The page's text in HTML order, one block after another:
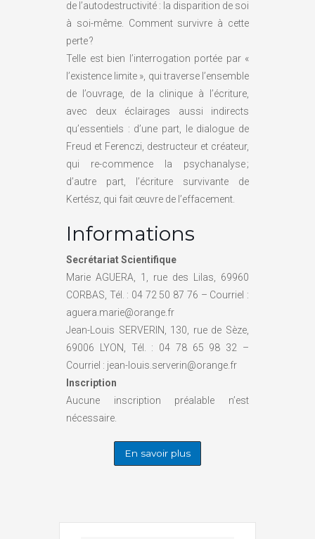
de l’autodestructivité : la disparition de soi
à soi-même. Comment survivre à cette
perte ?
Telle est bien l’interrogation portée par «
l’existence limite », qui traverse l’ensemble
de l’ouvrage, de la clinique à l’écriture,
avec deux éclairages aussi indirects
qu’essentiels : d’une part, le dialogue de
Freud et Ferenczi, destructeur et créateur,
qui re-commence la psychanalyse ;
d’autre part, l’écriture survivante de
Kertész, qui fait œuvre de l’effacement.
Informations
Secrétariat Scientifique
Marie AGUERA, 1, rue des Lilas, 69960
CORBAS, Tél. : 04 72 50 87 76 – Courriel :
aguera.marie@orange.fr
Jean-Louis SERVERIN, 130, rue de Sèze,
69006 LYON, Tél. : 04 78 65 98 32 –
Courriel : jean-louis.serverin@orange.fr
Inscription
Aucune inscription préalable n’est
nécessaire.
En savoir plus